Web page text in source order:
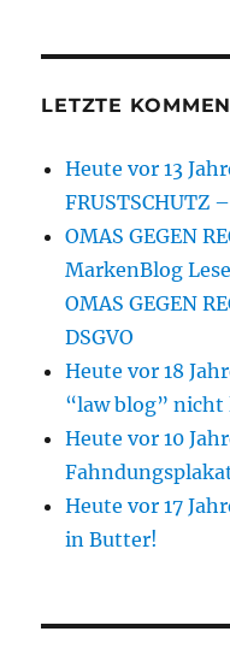
LETZTE
Heute vor 13
FRUSTSCHUTZ
OMAS GEGEN
MarkenBlog
OMAS GEGEN
DSGVO
Heute vor 18
“law blog”
Heute vor 10
Heute vor 17
in Butter!